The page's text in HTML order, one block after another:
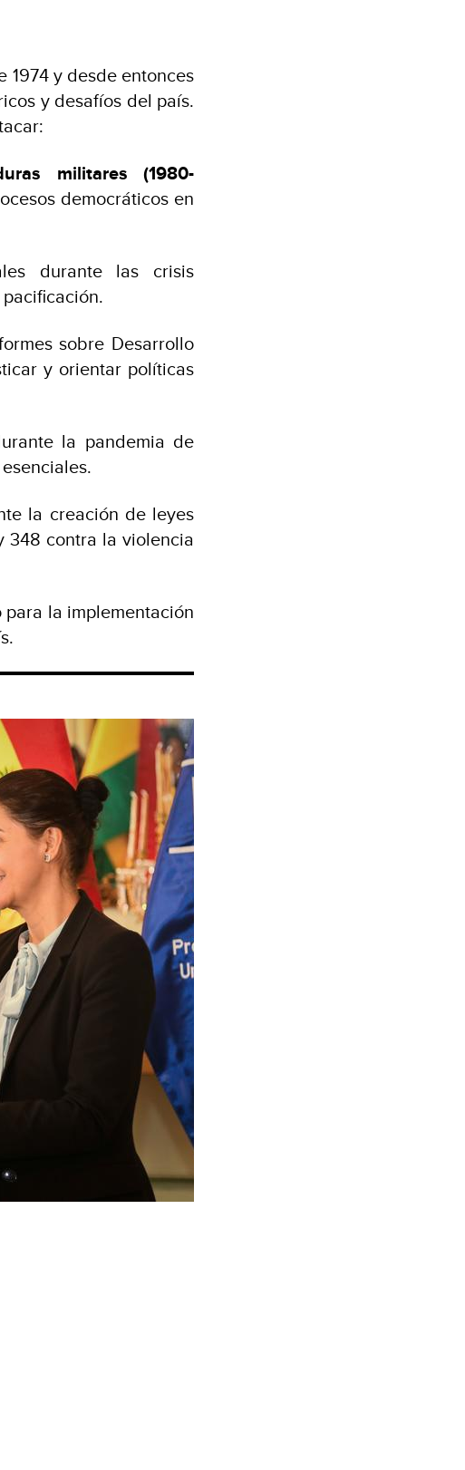
1974 y desde entonces
y desafíos del país.
militares (1980-
democráticos en
durante las crisis
sobre Desarrollo
y orientar políticas
la pandemia de
la creación de leyes
348 contra la violencia
la implementación